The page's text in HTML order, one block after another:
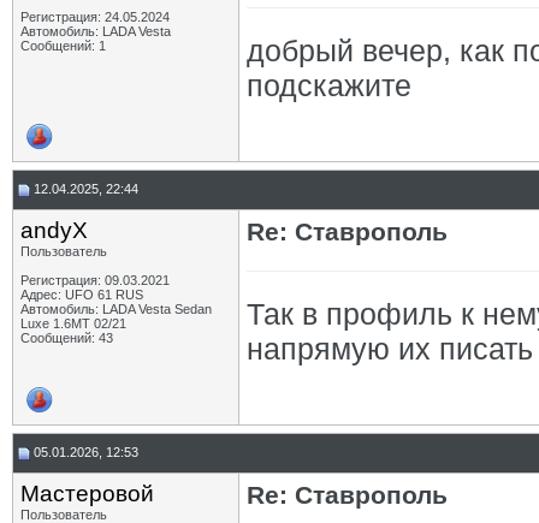
Регистрация: 24.05.2024
Автомобиль: LADA Vesta
Сообщений: 1
добрый вечер, как
подскажите
12.04.2025, 22:44
andyX
Пользователь
Регистрация: 09.03.2021
Адрес: UFO 61 RUS
Автомобиль: LADA Vesta Sedan
Luxe 1.6MT 02/21
Сообщений: 43
Re: Ставрополь
Так в профиль к
напрямую их
05.01.2026, 12:53
Мастеровой
Пользователь
Re: Ставрополь